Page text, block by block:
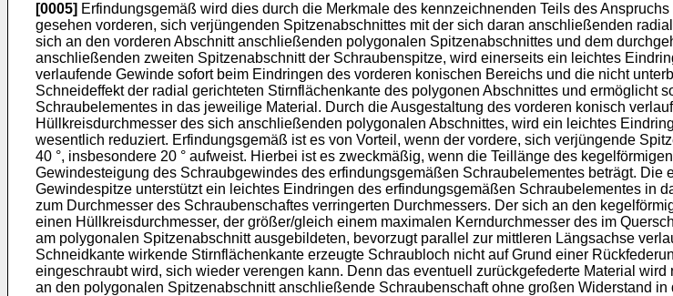
[0005] Erfindungsgemäß wird dies durch die Merkmale des kennzeichnenden Teils des
gesehen vorderen, sich verjüngenden Spitzenabschnittes mit der sich daran anschließenden
sich an den vorderen Abschnitt anschließenden polygonalen Spitzenabschnittes und dem
anschließenden zweiten Spitzenabschnitt der Schraubenspitze, wird einerseits ein leichtes
verlaufende Gewinde sofort beim Eindringen des vorderen konischen Bereichs und die nicht
Schneideffekt der radial gerichteten Stirnflächenkante des polygonen Abschnittes und ermöglicht
Schraubelementes in das jeweilige Material. Durch die Ausgestaltung des vorderen konisch
Hüllkreisdurchmesser des sich anschließenden polygonalen Abschnittes, wird ein leichtes
wesentlich reduziert. Erfindungsgemäß ist es von Vorteil, wenn der vordere, sich verjüngende
40 °, insbesondere 20 ° aufweist. Hierbei ist es zweckmäßig, wenn die Teillänge des
Gewindesteigung des Schraubgewindes des erfindungsgemäßen Schraubelementes beträgt.
Gewindespitze unterstützt ein leichtes Eindringen des erfindungsgemäßen Schraubelementes in
zum Durchmesser des Schraubenschaftes verringerten Durchmessers. Der sich an den
einen Hüllkreisdurchmesser, der größer/gleich einem maximalen Kerndurchmesser des im
am polygonalen Spitzenabschnitt ausgebildeten, bevorzugt parallel zur mittleren Längsachse
Schneidkante wirkende Stirnflächenkante erzeugte Schraubloch nicht auf Grund einer
eingeschraubt wird, sich wieder verengen kann. Denn das eventuell zurückgefederte Material
an den polygonalen Spitzenabschnitt anschließende Schraubenschaft ohne großen Widerstand